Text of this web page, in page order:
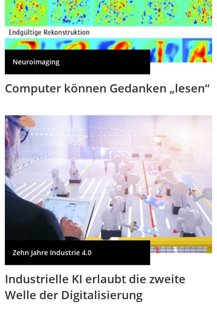
Neuroimaging
Computer können Gedanken „lesen“
Zehn Jahre Industrie 4.0
Industrielle KI erlaubt die zweite
Welle der Digitalisierung